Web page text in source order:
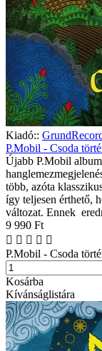
Kiadó::
P.Mobil - Csoda
Újabb P.Mobil
több, azóta
így teljesen érthető,
változat. Ennek
9 990 Ft
P.Mobil - Csoda
Kosárba
Kívánságlistára